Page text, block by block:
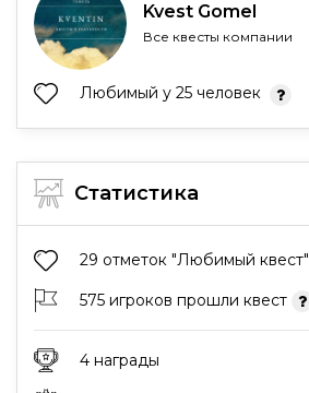
Kvest Gomel
Все квесты компании
Любимый у 25 человек
Статистика
29 отметок "Любимый квест"
575 игроков прошли квест
4 награды